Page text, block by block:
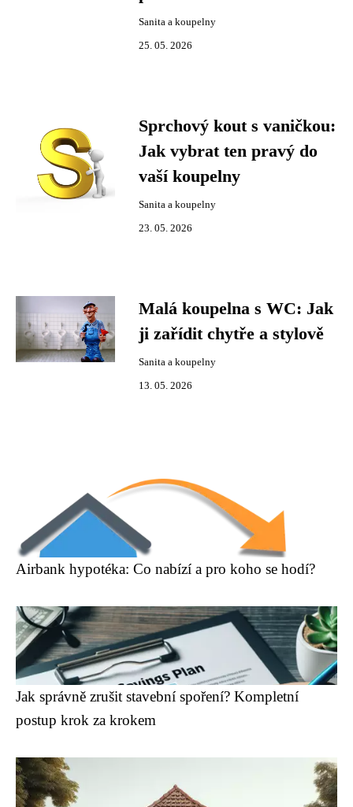
Sanita a koupelny
25. 05. 2026
Sprchový kout s vaničkou:
Jak vybrat ten pravý do
vaší koupelny
Sanita a koupelny
23. 05. 2026
Malá koupelna s WC: Jak
ji zařídit chytře a stylově
Sanita a koupelny
13. 05. 2026
Airbank hypotéka: Co nabízí a pro koho se hodí?
Jak správně zrušit stavební spoření? Kompletní
postup krok za krokem